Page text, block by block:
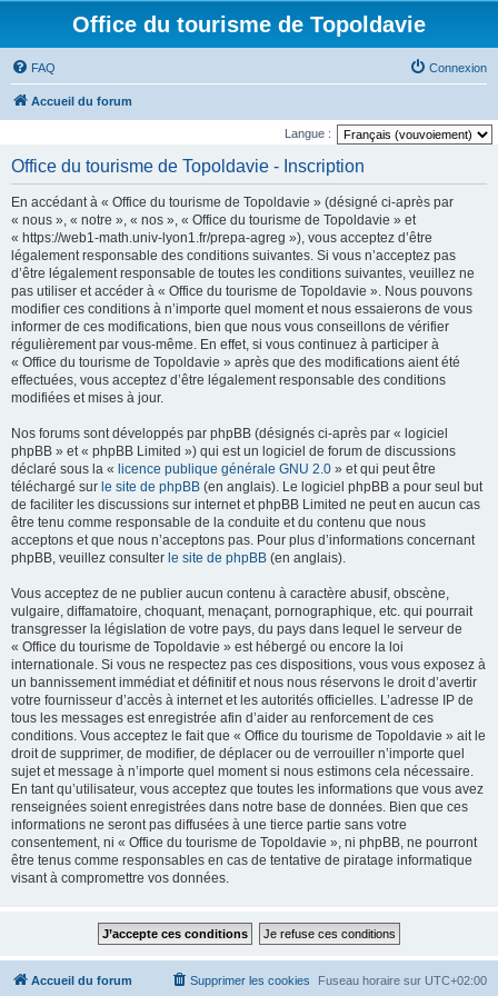
Office du tourisme de Topoldavie
FAQ Connexion
Accueil du forum
Langue :
Office du tourisme de Topoldavie - Inscription
En accédant à « Office du tourisme de Topoldavie » (désigné ci-après par
« nous », « notre », « nos », « Office du tourisme de Topoldavie » et
« https://web1-math.univ-lyon1.fr/prepa-agreg »), vous acceptez d’être
légalement responsable des conditions suivantes. Si vous n’acceptez pas
d’être légalement responsable de toutes les conditions suivantes, veuillez ne
pas utiliser et accéder à « Office du tourisme de Topoldavie ». Nous pouvons
modifier ces conditions à n’importe quel moment et nous essaierons de vous
informer de ces modifications, bien que nous vous conseillons de vérifier
régulièrement par vous-même. En effet, si vous continuez à participer à
« Office du tourisme de Topoldavie » après que des modifications aient été
effectuées, vous acceptez d’être légalement responsable des conditions
modifiées et mises à jour.
Nos forums sont développés par phpBB (désignés ci-après par « logiciel
phpBB » et « phpBB Limited ») qui est un logiciel de forum de discussions
déclaré sous la « licence publique générale GNU 2.0 » et qui peut être
téléchargé sur le site de phpBB (en anglais). Le logiciel phpBB a pour seul but
de faciliter les discussions sur internet et phpBB Limited ne peut en aucun cas
être tenu comme responsable de la conduite et du contenu que nous
acceptons et que nous n’acceptons pas. Pour plus d’informations concernant
phpBB, veuillez consulter le site de phpBB (en anglais).
Vous acceptez de ne publier aucun contenu à caractère abusif, obscène,
vulgaire, diffamatoire, choquant, menaçant, pornographique, etc. qui pourrait
transgresser la législation de votre pays, du pays dans lequel le serveur de
« Office du tourisme de Topoldavie » est hébergé ou encore la loi
internationale. Si vous ne respectez pas ces dispositions, vous vous exposez à
un bannissement immédiat et définitif et nous nous réservons le droit d’avertir
votre fournisseur d’accès à internet et les autorités officielles. L’adresse IP de
tous les messages est enregistrée afin d’aider au renforcement de ces
conditions. Vous acceptez le fait que « Office du tourisme de Topoldavie » ait le
droit de supprimer, de modifier, de déplacer ou de verrouiller n’importe quel
sujet et message à n’importe quel moment si nous estimons cela nécessaire.
En tant qu’utilisateur, vous acceptez que toutes les informations que vous avez
renseignées soient enregistrées dans notre base de données. Bien que ces
informations ne seront pas diffusées à une tierce partie sans votre
consentement, ni « Office du tourisme de Topoldavie », ni phpBB, ne pourront
être tenus comme responsables en cas de tentative de piratage informatique
visant à compromettre vos données.
Accueil du forum Fuseau horaire sur UTC+02:00
Supprimer les cookies